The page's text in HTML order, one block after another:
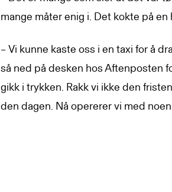
mange måter enig i. Det kokte på
– Vi kunne kaste oss i en taxi for å
så ned på desken hos Aftenposten
gikk i trykken. Rakk vi ikke den
den dagen. Nå opererer vi med